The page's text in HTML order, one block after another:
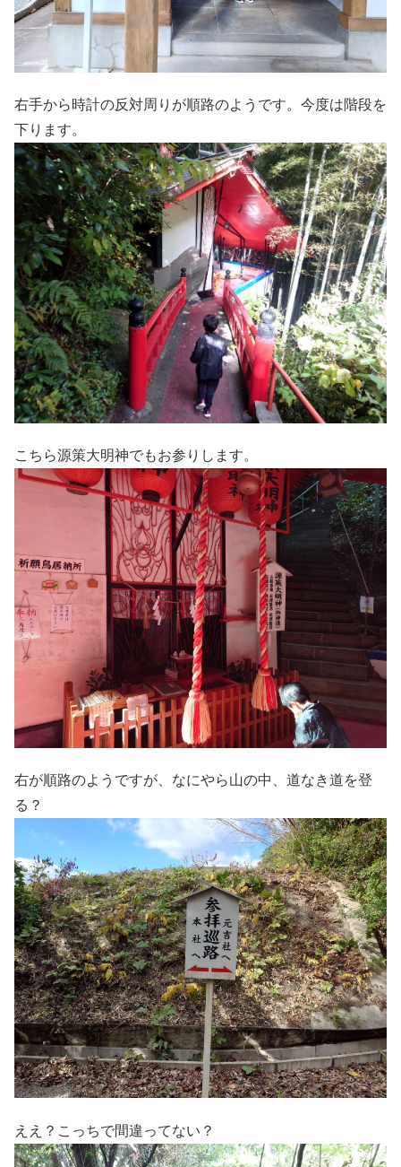
右手から時計の反対周りが順路のようです。今度は階段を
下ります。
こちら源策大明神でもお参りします。
右が順路のようですが、なにやら山の中、道なき道を登
る？
ええ？こっちで間違ってない？